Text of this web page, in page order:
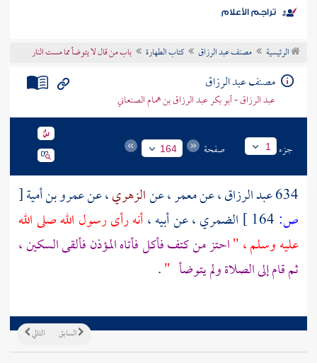
موضوعي
تراجم الأعلام
الرئيسية مصنف عبد الرزاق كتاب الطهارة باب من قال لا يتوضأ مما مست النار
مصنف عبد الرزاق
عبد الرزاق - أبو بكر عبد الرزاق بن همام الصنعاني
جزء 1 صفحة 164
634عبد الرزاق، عنمعمر، عنالزهري، عنعمرو بن أمية[
ص:
الضمري، عن أبيه ،أنه رأى رسول الله صلى الله
عليه وسلم ، "احتز من كتف فأكل فأتاه المؤذن فألقى السكين ،
ثم قام إلى الصلاة ولم يتوضأ "
.
التالي السابق